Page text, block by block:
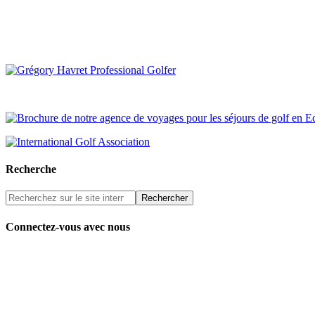
Recherche
Connectez-vous avec nous